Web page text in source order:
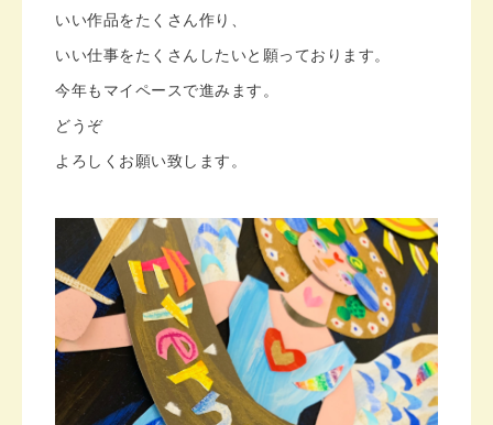
いい作品をたくさん作り、
いい仕事をたくさんしたいと願っております。
今年もマイペースで進みます。
どうぞ
よろしくお願い致します。